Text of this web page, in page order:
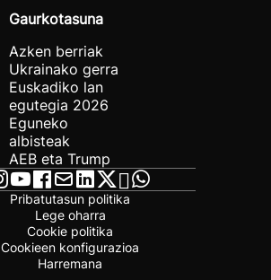
Gaurkotasuna
Azken berriak
Ukrainako gerra
Euskadiko lan
egutegia 2026
Eguneko
albisteak
AEB eta Trump
Pribatutasun politika
Lege oharra
Cookie politika
Cookieen konfigurazioa
Harremana